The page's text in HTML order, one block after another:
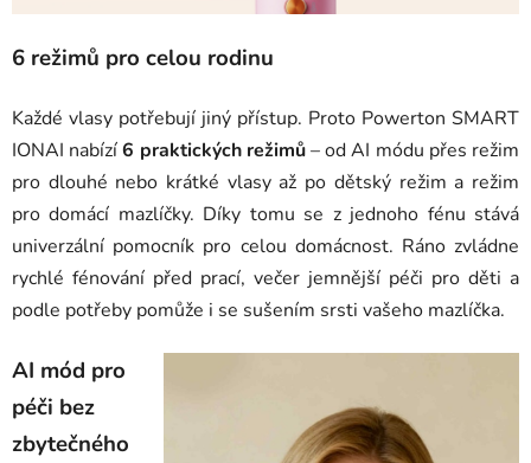
6 režimů pro celou rodinu
Každé vlasy potřebují jiný přístup. Proto Powerton SMART
IONAI nabízí6 praktických režimů– od AI módu přes režim
pro dlouhé nebo krátké vlasy až po dětský režim a režim
pro domácí mazlíčky. Díky tomu se z jednoho fénu stává
univerzální pomocník pro celou domácnost. Ráno zvládne
rychlé fénování před prací, večer jemnější péči pro děti a
podle potřeby pomůže i se sušením srsti vašeho mazlíčka.
AI mód pro
péči bez
zbytečného